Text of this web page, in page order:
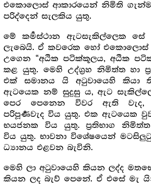
එකොලොස් ආකාරයෙන් නිමිති
පරිද්දෙන් සැලකිය යුතු.
මේ කර්‍මස්ථාන ඇටසැකිල්ලෙක
ලැබෙයි. ඒ කවරෙක හෝ
උගෙන “අඨික පටික්කූලය, අඨික
කළ යුතු. මෙහි උද්ග්‍ර‍හ නිමිත්ත හා
එක් සමානය යි අටුවායෙහි කියා
ඇටයෙක නම් සුදුසු ය, ඇට
පෙර පෙනෙන විවර ඇති වැද,
පරිපූර්‍ණවැද විය යුතු. එක ඇටයෙක
භයජනක විය යුතු. ප්‍ර‍තිභාග
විය යුතු. භාවනා විශේෂයෙන් මටසිලුටු
ධ්‍යානය එළවන බැවිනි.
මෙහි ලා අටුවායෙහි කියන ලද්ද
කියන ලද බැව් පෙනේ. ඒ එසේ මැ